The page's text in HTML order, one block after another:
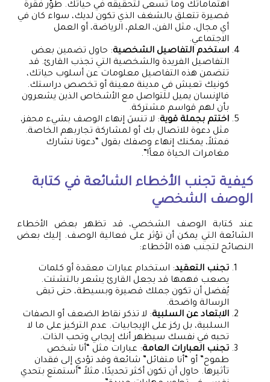
اهتماماتك وما تسعى لتحقيقه في حياتك. طوّر فقرة
قصيرة تتعلق بالشغف الذي تكون لديك، سواء كان في
أي مجال، مثل الفن، العلم، الرياضة، أو العمل
الاجتماعي.
استخدم التفاصيل الشخصية: حاول تضمين بعض
التفاصيل الفريدة والشخصية التي تجذب القارئ. قد
تتضمن هذه التفاصيل معلومات عن أسلوب حياتك،
كونيك تعيش في مدينة معينة أو تخصص دراستك.
فالإنسان يميل للتواصل مع الأشخاص الذين يشعرون
بأن لهم قواسم مشتركة.
اختتم بجملة قوية: لا تنسَ إنهاء الوصف بشيء محفز،
مثل دعوة للاتصال بك أو لمشاركة تجاربهم الخاصة.
فمثلاً، يمكنك إنهاء وصفك بقول “دعونا نشارك
مغامرات الحياة معاً!”.
كيفية تجنب الأخطاء الشائعة في كتابة
الوصف الشخصي
عند كتابة الوصف الشخصي، قد تظهر بعض الأخطاء
الشائعة التي يمكن أن تؤثر على فعالية الوصف. إليك بعض
النصائح لتجنب هذه الأخطاء:
تجنب التعقيد: استخدام عبارات معقدة أو كلمات
يصعب فهمها قد يجعل القارئ يشعر بالتشتت.
يُفضل أن تكون جملك قصيرة وبسيطة، حتى تبقى
الرسالة واضحة.
الابتعاد عن السلبية: لا تذكر نقاط الضعف أو الصفات
السلبية، بل ركز على الإيجابيات. عدم التركيز على ما لا
تحبه في نفسك سيظهر أنك إيجابي وتحب الذات.
تجنب العبارات العامة: عبارات مثل “أنا شخص
طموح” أو “أنا متفائل” شائعة وقد تؤدي إلى فقدان
تأثيرها. حاول أن تكون أكثر تحديدًا، مثلاً “أستمتع بتحدي